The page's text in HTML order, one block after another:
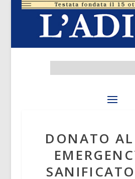
DONATO